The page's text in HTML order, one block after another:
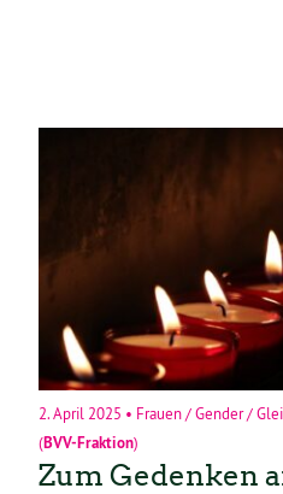
2. April 2025 • Frauen / Gender /
(BVV-Fraktion)
Zum Gedenken